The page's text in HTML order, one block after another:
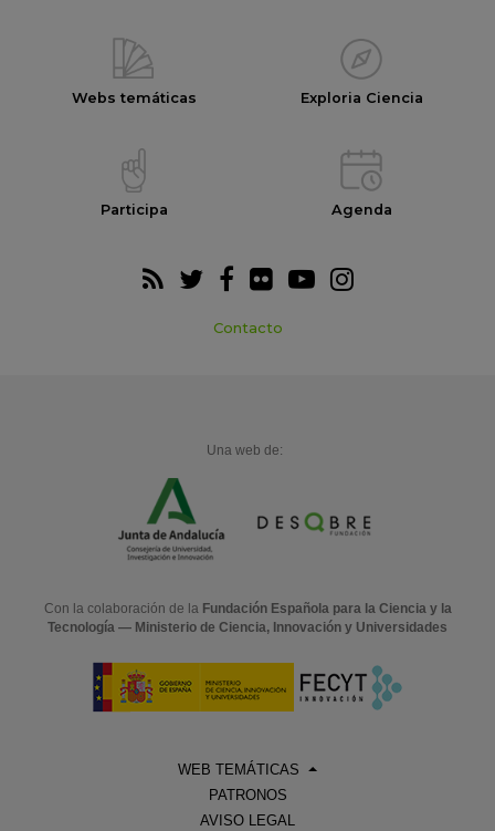
Webs temáticas Exploria Ciencia
Participa Agenda
Contacto
Una web de:
Con la colaboración de la Fundación Española para la Ciencia y la
Tecnología — Ministerio de Ciencia, Innovación y Universidades
WEB TEMÁTICAS
PATRONOS
AVISO LEGAL